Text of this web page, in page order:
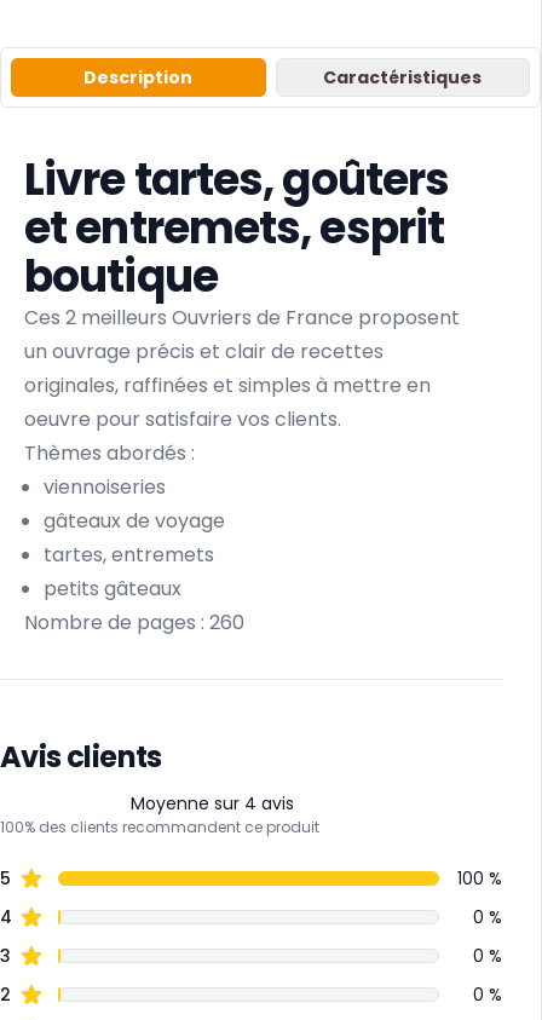
Description Caractéristiques
Livre tartes, goûters
et entremets, esprit
boutique
Ces 2 meilleurs Ouvriers de France proposent
un ouvrage précis et clair de recettes
originales, raffinées et simples à mettre en
oeuvre pour satisfaire vos clients.
Thèmes abordés :
viennoiseries
gâteaux de voyage
tartes, entremets
petits gâteaux
Nombre de pages : 260
Avis clients
Moyenne sur 4 avis
100% des clients recommandent ce produit
5
100 %
4
0 %
3
0 %
2
0 %